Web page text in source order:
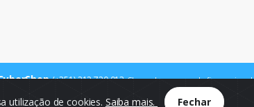
(+351) 212 720 013 Chamada para a rede fixa nacional
utilização de cookies. Saiba mais. Fechar